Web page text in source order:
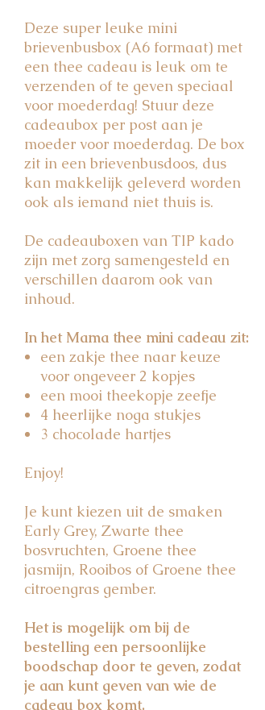
Deze super leuke mini
brievenbusbox (A6 formaat) met
een thee cadeau is leuk om te
verzenden of te geven speciaal
voor moederdag! Stuur deze
cadeaubox per post aan je
moeder voor moederdag. De box
zit in een brievenbusdoos, dus
kan makkelijk geleverd worden
ook als iemand niet thuis is.
De cadeauboxen van TIP kado
zijn met zorg samengesteld en
verschillen daarom ook van
inhoud.
In het Mama thee mini cadeau zit:
een zakje thee naar keuze
voor ongeveer 2 kopjes
een mooi theekopje zeefje
4 heerlijke noga stukjes
3 chocolade hartjes
Enjoy!
Je kunt kiezen uit de smaken
Early Grey, Zwarte thee
bosvruchten, Groene thee
jasmijn, Rooibos of Groene thee
citroengras gember.
Het is mogelijk om bij de
bestelling een persoonlijke
boodschap door te geven, zodat
je aan kunt geven van wie de
cadeau box komt.